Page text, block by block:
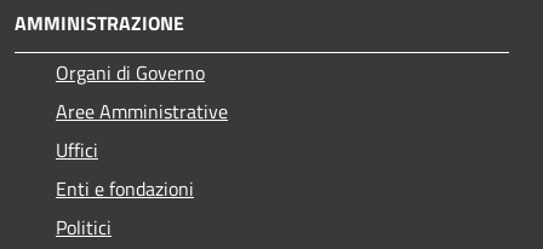
AMMINISTRAZIONE
Organi di Governo
Aree Amministrative
Uffici
Enti e fondazioni
Politici